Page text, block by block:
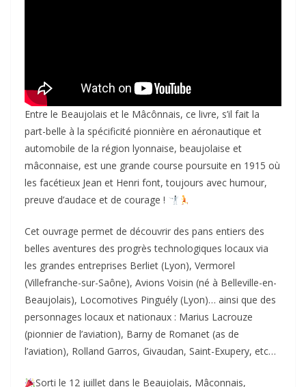
Entre le Beaujolais et le Mâcônnais, ce livre, s’il fait la
part-belle à la spécificité pionnière en aéronautique et
automobile de la région lyonnaise, beaujolaise et
mâconnaise, est une grande course poursuite en 1915 où
les facétieux Jean et Henri font, toujours avec humour,
preuve d’audace et de courage !
Cet ouvrage permet de découvrir des pans entiers des
belles aventures des progrès technologiques locaux via
les grandes entreprises Berliet (Lyon), Vermorel
(Villefranche-sur-Saône), Avions Voisin (né à Belleville-en-
Beaujolais), Locomotives Pinguély (Lyon)… ainsi que des
personnages locaux et nationaux : Marius Lacrouze
(pionnier de l’aviation), Barny de Romanet (as de
l’aviation), Rolland Garros, Givaudan, Saint-Exupery, etc…
Sorti le 12 juillet dans le Beaujolais, Mâconnais,